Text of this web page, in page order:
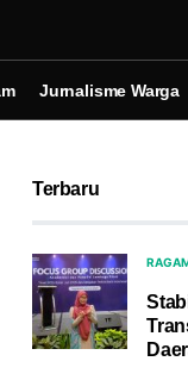
Jurnalisme Warga
Terbaru